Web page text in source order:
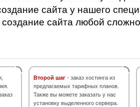
сайта у нашего
сайта любой
Второй шаг - заказ хостинга из
предлагаемых тарифных планов.
Также вы можете заказать у нас
установку выделенного сервера.